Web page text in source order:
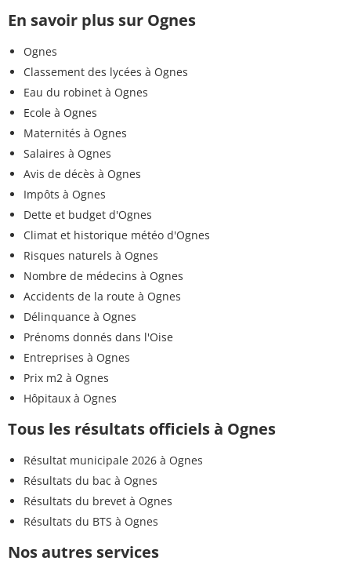
En savoir plus sur Ognes
Ognes
Classement des lycées à Ognes
Eau du robinet à Ognes
Ecole à Ognes
Maternités à Ognes
Salaires à Ognes
Avis de décès à Ognes
Impôts à Ognes
Dette et budget d'Ognes
Climat et historique météo d'Ognes
Risques naturels à Ognes
Nombre de médecins à Ognes
Accidents de la route à Ognes
Délinquance à Ognes
Prénoms donnés dans l'Oise
Entreprises à Ognes
Prix m2 à Ognes
Hôpitaux à Ognes
Tous les résultats officiels à Ognes
Résultat municipale 2026 à Ognes
Résultats du bac à Ognes
Résultats du brevet à Ognes
Résultats du BTS à Ognes
Nos autres services